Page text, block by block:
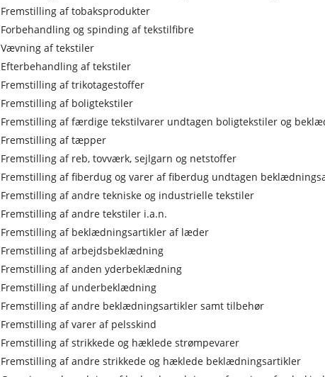
Fremstilling af tobaksprodukter
Forbehandling og spinding af tekstilfibre
Vævning af tekstiler
Efterbehandling af tekstiler
Fremstilling af trikotagestoffer
Fremstilling af boligtekstiler
Fremstilling af færdige tekstilvarer undtagen boligtekstiler og
Fremstilling af tæpper
Fremstilling af reb, tovværk, sejlgarn og netstoffer
Fremstilling af fiberdug og varer af fiberdug undtagen
Fremstilling af andre tekniske og industrielle tekstiler
Fremstilling af andre tekstiler i.a.n.
Fremstilling af beklædningsartikler af læder
Fremstilling af arbejdsbeklædning
Fremstilling af anden yderbeklædning
Fremstilling af underbeklædning
Fremstilling af andre beklædningsartikler samt tilbehør
Fremstilling af varer af pelsskind
Fremstilling af strikkede og hæklede strømpevarer
Fremstilling af andre strikkede og hæklede beklædningsartikler